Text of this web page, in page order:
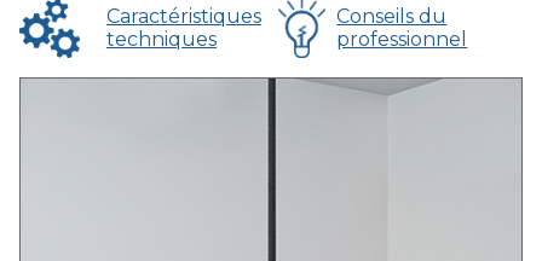
Caractéristiques
techniques
Conseils du
professionnel